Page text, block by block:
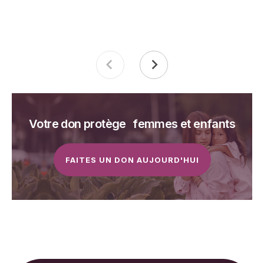
Votre don protège femmes et enfants
FAITES UN DON AUJOURD'HUI